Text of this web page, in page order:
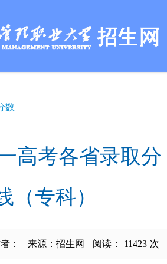
数
高考各省录取分
（专科）
： 来源：招生网 阅读： 11423 次